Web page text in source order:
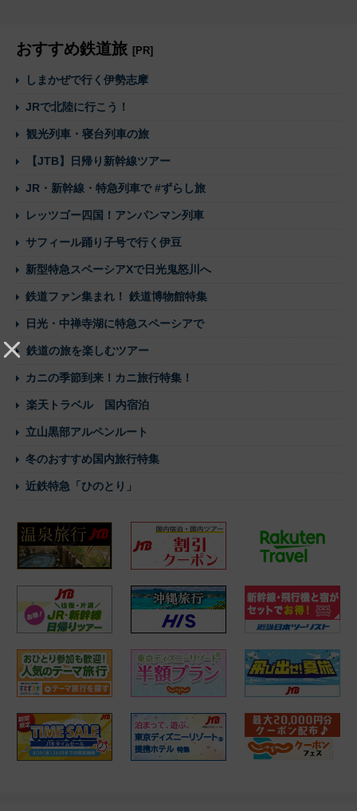
おすすめ鉄道旅 [PR]
しまかぜで行く伊勢志摩
JRで北陸に行こう！
観光列車・寝台列車の旅
【JTB】日帰り新幹線ツアー
JR・新幹線・特急列車で #ずらし旅
レッツゴー四国！アンパンマン列車
サフィール踊り子号で行く伊豆
新型特急スペーシアXで日光鬼怒川へ
鉄道ファン集まれ！ 鉄道博物館特集
日光・中禅寺湖に特急スペーシアで
鉄道の旅を楽しむツアー
カニの季節到来！カニ旅行特集！
楽天トラベル 国内宿泊
立山黒部アルペンルート
冬のおすすめ国内旅行特集
近鉄特急「ひのとり」